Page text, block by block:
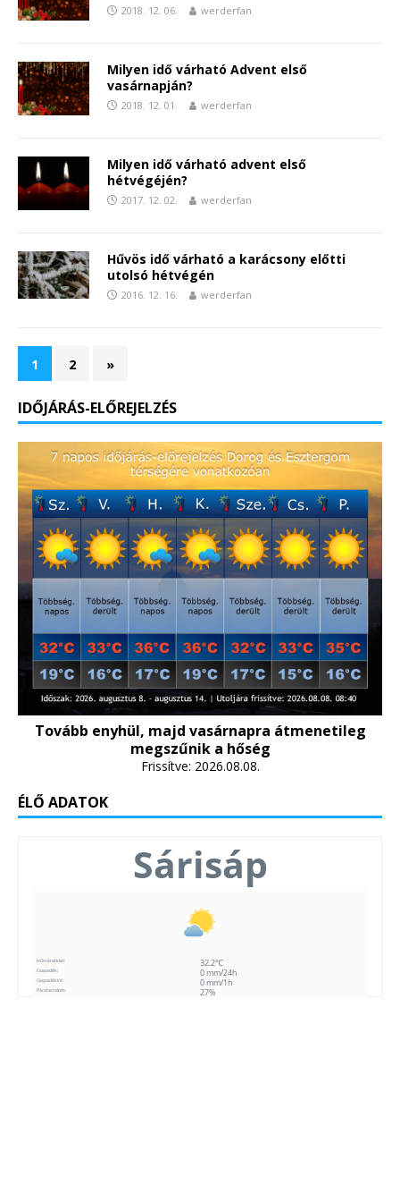
2018. 12. 06. werderfan
Milyen idő várható Advent első
vasárnapján?
2018. 12. 01. werderfan
Milyen idő várható advent első
hétvégéjén?
2017. 12. 02. werderfan
Hűvös idő várható a karácsony előtti
utolsó hétvégén
2016. 12. 16. werderfan
1 2 »
IDŐJÁRÁS-ELŐREJELZÉS
Tovább enyhül, majd vasárnapra átmenetileg
megszűnik a hőség
Frissítve: 2026.08.08.
ÉLŐ ADATOK